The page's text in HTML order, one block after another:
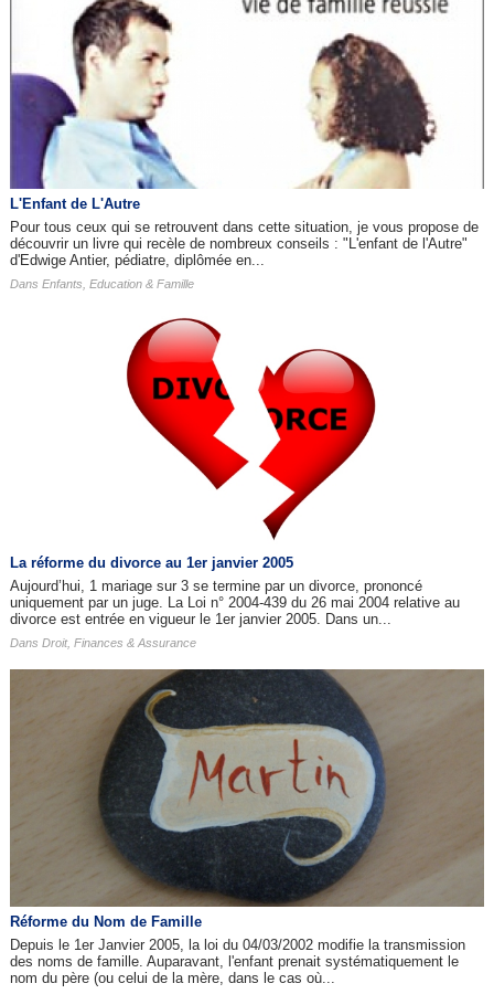
L'Enfant de L'Autre
Pour tous ceux qui se retrouvent dans cette situation, je vous propose de
découvrir un livre qui recèle de nombreux conseils : "L'enfant de l'Autre"
d'Edwige Antier, pédiatre, diplômée en...
Dans Enfants, Education & Famille
La réforme du divorce au 1er janvier 2005
Aujourd’hui, 1 mariage sur 3 se termine par un divorce, prononcé
uniquement par un juge. La Loi n° 2004-439 du 26 mai 2004 relative au
divorce est entrée en vigueur le 1er janvier 2005. Dans un...
Dans Droit, Finances & Assurance
Réforme du Nom de Famille
Depuis le 1er Janvier 2005, la loi du 04/03/2002 modifie la transmission
des noms de famille. Auparavant, l'enfant prenait systématiquement le
nom du père (ou celui de la mère, dans le cas où...